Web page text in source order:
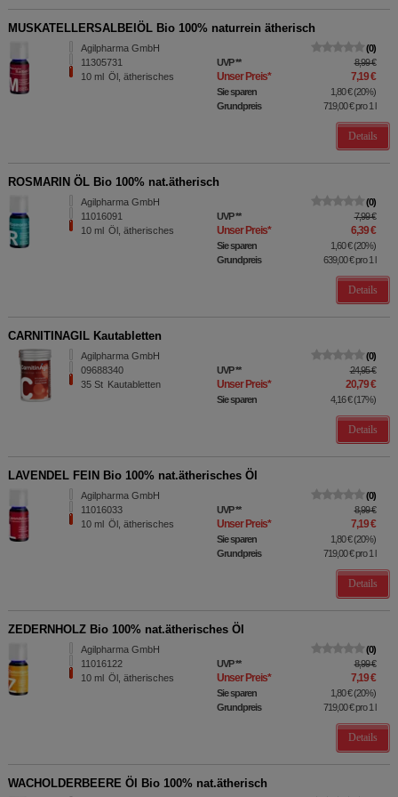
MUSKATELLERSALBEIÖL Bio 100% naturrein ätherisch
Agilpharma GmbH
11305731
10 ml Öl, ätherisches
0
UVP** 8,99 €
Unser Preis* 7,19 €
Sie sparen 1,80 €(20%)
Grundpreis
719,00 €pro 1 l
Details
ROSMARIN ÖL Bio 100% nat.ätherisch
Agilpharma GmbH
11016091
10 ml Öl, ätherisches
0
UVP** 7,99 €
Unser Preis* 6,39 €
Sie sparen 1,60 €(20%)
Grundpreis
639,00 €pro 1 l
Details
CARNITINAGIL Kautabletten
Agilpharma GmbH
09688340
35 St Kautabletten
0
UVP** 24,95 €
Unser Preis* 20,79 €
Sie sparen 4,16 €(17%)
Details
LAVENDEL FEIN Bio 100% nat.ätherisches Öl
Agilpharma GmbH
11016033
10 ml Öl, ätherisches
0
UVP** 8,99 €
Unser Preis* 7,19 €
Sie sparen 1,80 €(20%)
Grundpreis
719,00 €pro 1 l
Details
ZEDERNHOLZ Bio 100% nat.ätherisches Öl
Agilpharma GmbH
11016122
10 ml Öl, ätherisches
0
UVP** 8,99 €
Unser Preis* 7,19 €
Sie sparen 1,80 €(20%)
Grundpreis
719,00 €pro 1 l
Details
WACHOLDERBEERE Öl Bio 100% nat.ätherisch